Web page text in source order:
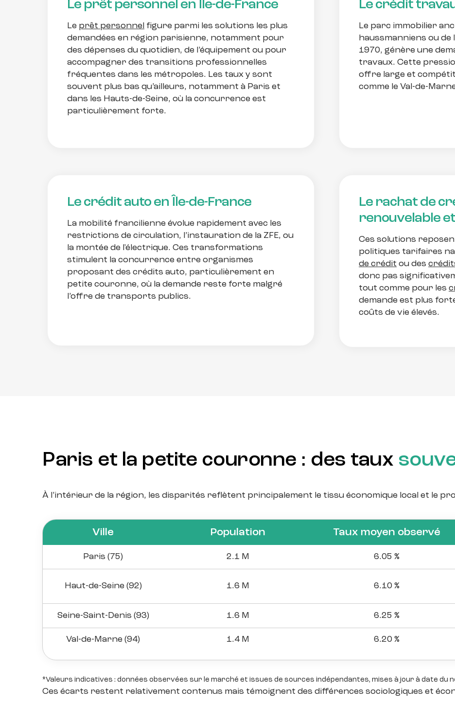
Le prêt personnel en Île-de-France
Le prêt personnel figure parmi les solutions les plus
demandées en région parisienne, notamment pour
des dépenses du quotidien, de l’équipement ou pour
accompagner des transitions professionnelles
fréquentes dans les métropoles. Les taux y sont
souvent plus bas qu’ailleurs, notamment à Paris et
dans les Hauts-de-Seine, où la concurrence est
particulièrement forte.
Le crédit
Le parc immobilier
haussmanniens ou de
1970, génère une
travaux. Cette
offre large et
comme le Val-de-
Le crédit auto en Île-de-France
La mobilité francilienne évolue rapidement avec les
restrictions de circulation, l’instauration de la ZFE, ou
la montée de l'électrique. Ces transformations
stimulent la concurrence entre organismes
proposant des crédits auto, particulièrement en
petite couronne, où la demande reste forte malgré
l’offre de transports publics.
Le rachat de
renouvelable
Ces solutions
politiques tarifaires
de crédit ou des
donc pas
tout comme pour les
demande est plus
coûts de vie élevés.
Paris et la petite couronne : des taux
À l’intérieur de la région, les disparités reflètent principalement le tissu économique local et le
Ville Population Taux moyen observé
Paris (75) 2.1 M 6.05 %
Haut-de-Seine (92) 1.6 M 6.10 %
Seine-Saint-Denis (93) 1.6 M 6.25 %
Val-de-Marne (94) 1.4 M 6.20 %
*Valeurs indicatives : données observées sur le marché et issues de sources indépendantes, mises à jour à date du
Ces écarts restent relativement contenus mais témoignent des différences sociologiques et